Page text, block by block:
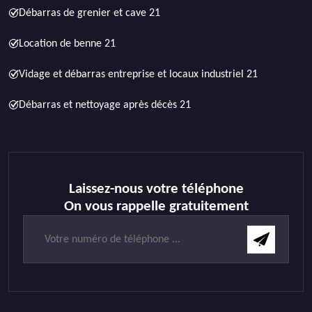
Débarras de grenier et cave 21
Location de benne 21
Vidage et débarras entreprise et locaux industriel 21
Débarras et nettoyage après décès 21
Laissez-nous votre téléphone
On vous rappelle gratuitement